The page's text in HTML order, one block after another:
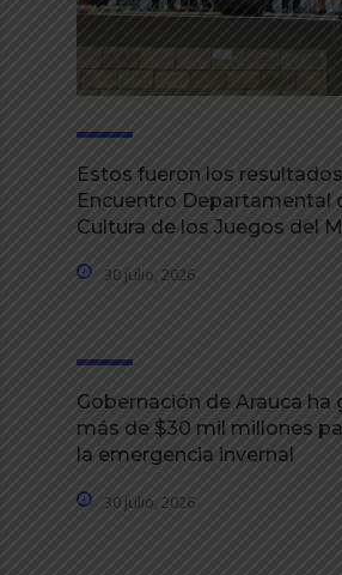
Estos fueron los
Encuentro Departamental
Cultura de los Juegos del
30 julio, 2026
Gobernación de Arauca ha
más de $30 mil millones
la emergencia invernal
30 julio, 2026